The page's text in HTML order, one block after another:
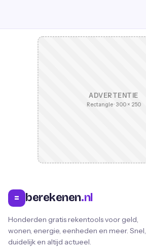
ADVERTENTIE
Rectangle · 300 × 250
= berekenen.nl
Honderden gratis rekentools voor geld,
wonen, energie, eenheden en meer. Snel,
duidelijk en altijd actueel.